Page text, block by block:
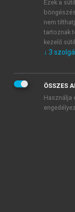
veszem és
Általános
mersz.hu
tudomásul
Ezek a
nem
tartoznak
kezelő
↓ 3
ÖSSZES
Használja